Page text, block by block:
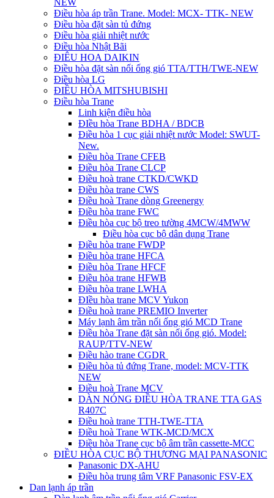
NEW
Điều hòa áp trần Trane. Model: MCX- TTK- NEW
Điều hòa đặt sàn tủ đứng
Điều hòa giải nhiệt nước
Điều hòa Nhật Bãi
ĐIÊU HOA DAIKIN
Điều hòa đặt sàn nối ống gió TTA/TTH/TWE-NEW
Điều hòa LG
ĐIỀU HÒA MITSHUBISHI
Điều hòa Trane
Linh kiện điều hòa
ĐIều hòa Trane BDHA / BDCB
Điều hòa 1 cục giải nhiệt nước Model: SWUT-
New.
Điều hòa Trane CFEB
Điều hòa Trane CLCP
Điều hoà trane CTKD/CWKD
Điều hòa trane CWS
Điều hoà Trane dòng Greenergy
Điều hòa trane FWC
Điều hòa cục bộ treo tường 4MCW/4MWW
Điều hòa cục bộ dân dụng Trane
Điều hòa trane FWDP
Điều hòa trane HFCA
Điều hòa Trane HFCF
Điều hòa trane HFWB
Điều hòa trane LWHA
ĐIều hòa trane MCV Yukon
Điều hoà trane PREMIO Inverter
Máy lạnh âm trần nối ống gió MCD Trane
Điều hòa Trane đặt sàn nối ống gió. Model:
RAUP/TTV-NEW
Điều hào trane CGDR
Điều hòa tủ đứng Trane, model: MCV-TTK
NEW
Điều hoà Trane MCV
DÀN NÓNG ĐIỀU HÒA TRANE TTA GAS
R407C
Điều hoà trane TTH-TWE-TTA
Điều hoà Trane WTK-MCD/MCX
Điều hòa Trane cục bộ âm trần cassette-MCC
ĐIỀU HÒA CỤC BỘ THƯƠNG MẠI PANASONIC
Panasonic DX-AHU
Điều hòa trung tâm VRF Panasonic FSV-EX
Dan lạnh áp trần